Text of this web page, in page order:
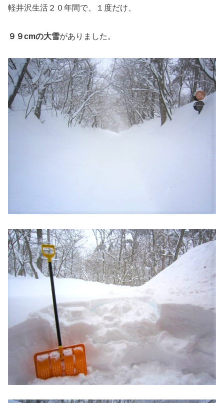
軽井沢生活２０年間で、１度だけ、
９９cmの大雪がありました。